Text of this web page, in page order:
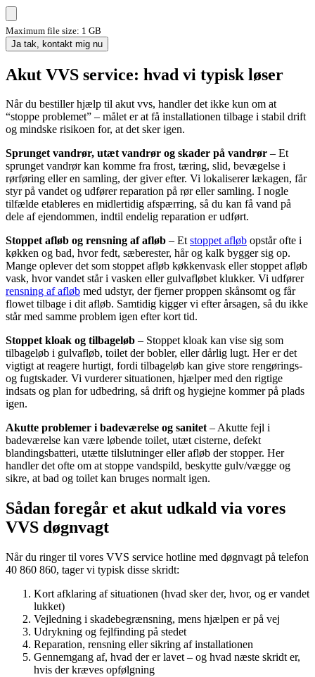
Maximum file size: 1 GB
Ja tak, kontakt mig nu
Akut VVS service: hvad vi typisk løser
Når du bestiller hjælp til akut vvs, handler det ikke kun om at
“stoppe problemet” – målet er at få installationen tilbage i stabil drift
og mindske risikoen for, at det sker igen.
Sprunget vandrør, utæt vandrør og skader på vandrør – Et
sprunget vandrør kan komme fra frost, tæring, slid, bevægelse i
rørføring eller en samling, der giver efter. Vi lokaliserer lækagen, får
styr på vandet og udfører reparation på rør eller samling. I nogle
tilfælde etableres en midlertidig afspærring, så du kan få vand på
dele af ejendommen, indtil endelig reparation er udført.
Stoppet afløb og rensning af afløb – Etstoppet afløb opstår ofte i
køkken og bad, hvor fedt, sæberester, hår og kalk bygger sig op.
Mange oplever det som stoppet afløb køkkenvask eller stoppet afløb
vask, hvor vandet står i vasken eller gulvafløbet klukker. Vi udfører
rensning af afløb med udstyr, der fjerner proppen skånsomt og får
flowet tilbage i dit afløb. Samtidig kigger vi efter årsagen, så du ikke
står med samme problem igen efter kort tid.
Stoppet kloak og tilbageløb – Stoppet kloak kan vise sig som
tilbageløb i gulvafløb, toilet der bobler, eller dårlig lugt. Her er det
vigtigt at reagere hurtigt, fordi tilbageløb kan give store rengørings-
og fugtskader. Vi vurderer situationen, hjælper med den rigtige
indsats og plan for udbedring, så drift og hygiejne kommer på plads
igen.
Akutte problemer i badeværelse og sanitet– Akutte fejl i
badeværelse kan være løbende toilet, utæt cisterne, defekt
blandingsbatteri, utætte tilslutninger eller afløb der stopper. Her
handler det ofte om at stoppe vandspild, beskytte gulv/vægge og
sikre, at bad og toilet kan bruges normalt igen.
Sådan foregår et akut udkald via vores
VVS døgnvagt
Når du ringer til vores VVS service hotline med døgnvagt på telefon
40 860 860, tager vi typisk disse skridt:
Kort afklaring af situationen (hvad sker der, hvor, og er vandet
lukket)
Vejledning i skadebegrænsning, mens hjælpen er på vej
Udrykning og fejlfinding på stedet
Reparation, rensning eller sikring af installationen
Gennemgang af, hvad der er lavet – og hvad næste skridt er,
hvis der kræves opfølgning